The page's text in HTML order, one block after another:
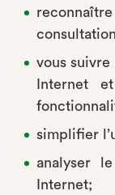
vous suivre
Internet
simplifier
analyser
Internet;